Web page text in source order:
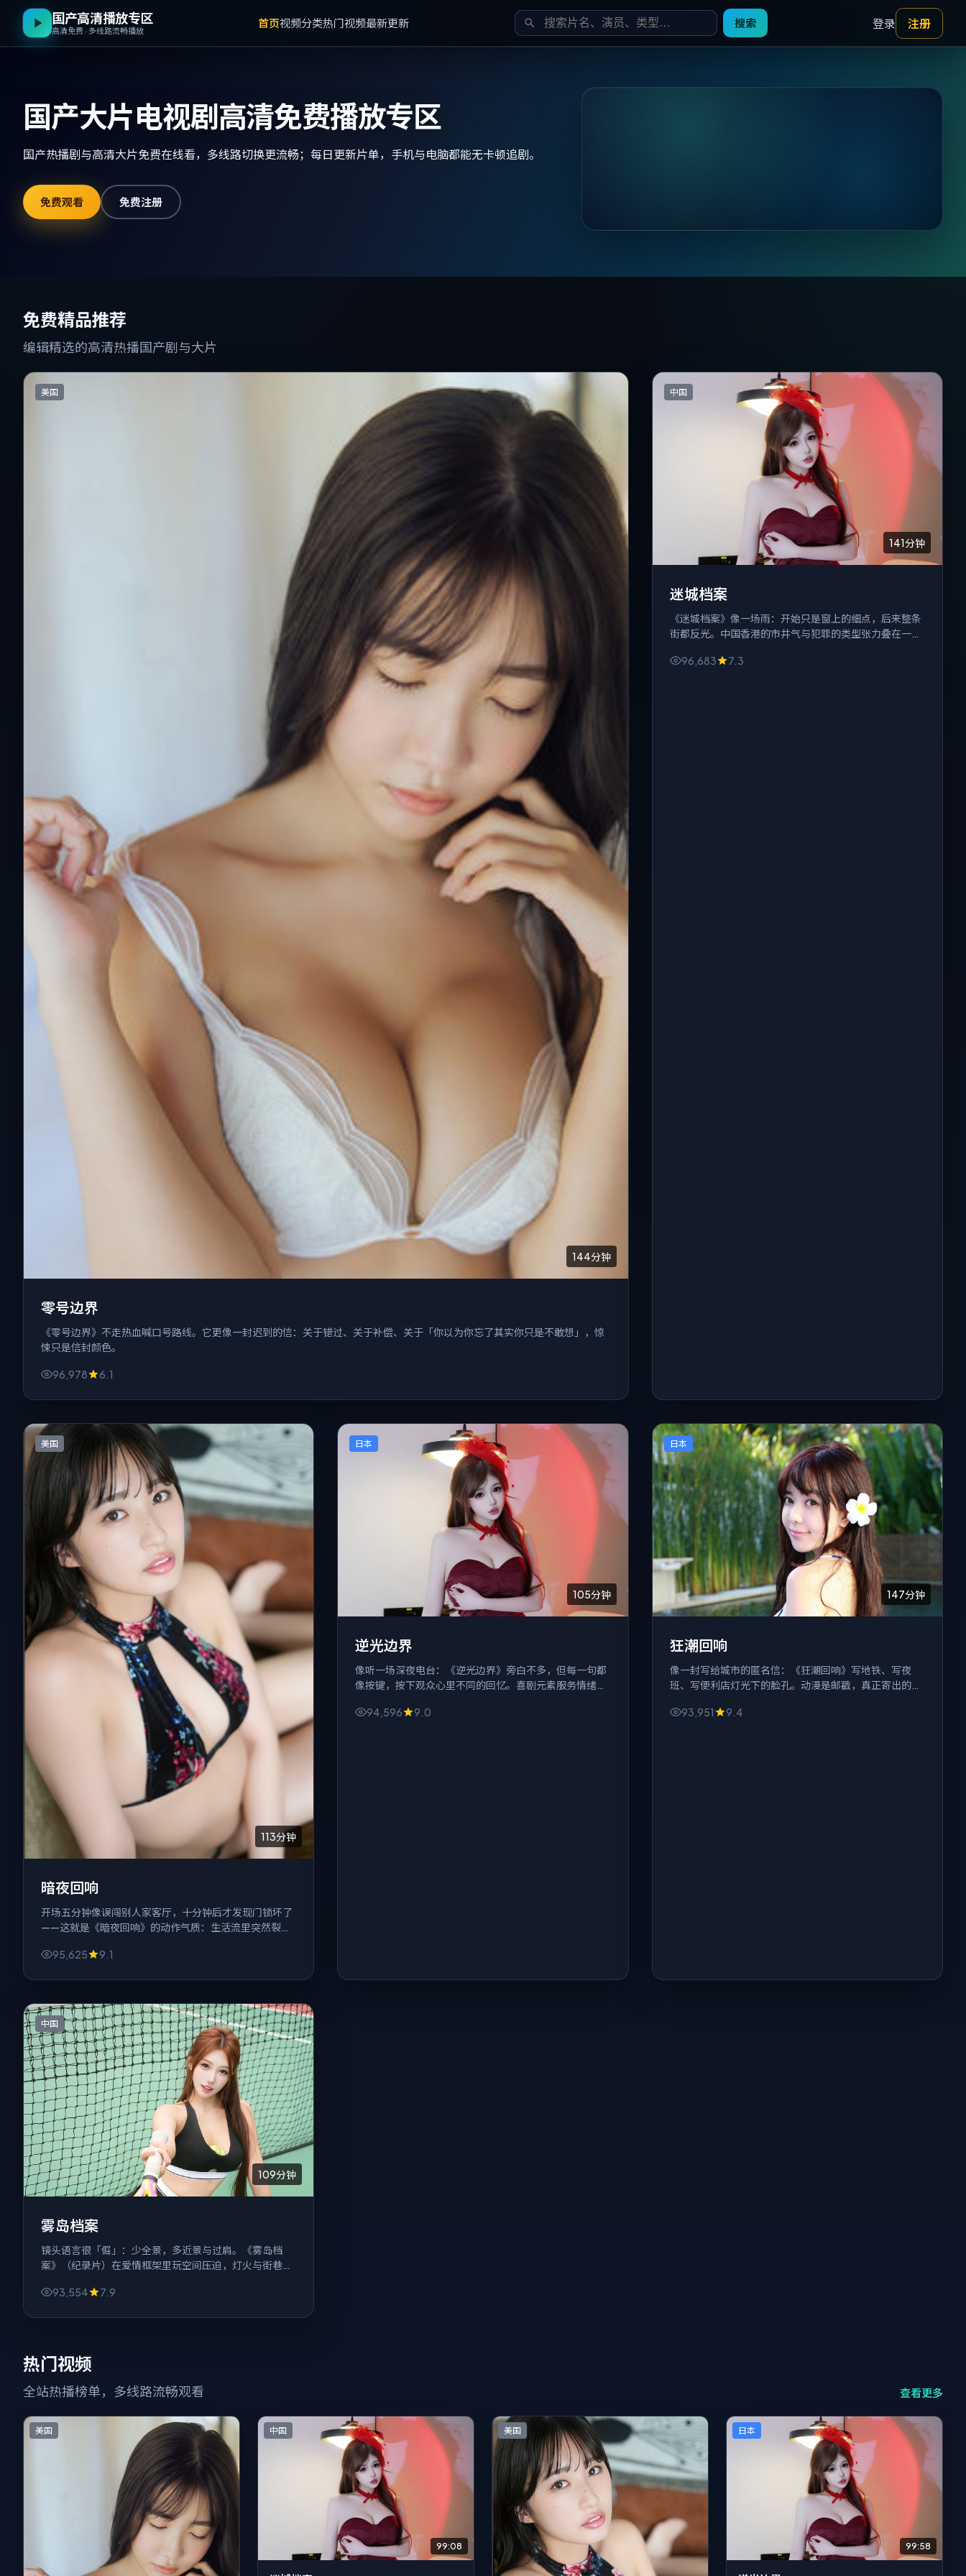
国产高清播放专区
高清免费 · 多线路流畅播放
首页视频分类热门视频最新更新 搜索 登录 注册
国产大片电视剧高清免费播放专区
国产热播剧与高清大片免费在线看，多线路切换更流畅；每日更新片单，手机与电脑都能无卡顿追剧。
免费观看 免费注册
免费精品推荐
编辑精选的高清热播国产剧与大片
美国
144分钟
零号边界
《零号边界》不走热血喊口号路线。它更像一封迟到的信：关于错过、关于补偿、关于「你以为你忘了其实你只是不敢想」，惊
悚只是信封颜色。
96,978 6.1
中国
141分钟
迷城档案
《迷城档案》像一场雨：开始只是窗上的细点，后来整条
街都反光。中国香港的市井气与犯罪的类型张力叠在一
96,683
7.3
美国
113分钟
暗夜回响
开场五分钟像误闯别人家客厅，十分钟后才发现门锁坏了
——这就是《暗夜回响》的动作气质：生活流里突然裂出
95,625
9.1
日本
105分钟
逆光边界
像听一场深夜电台：《逆光边界》旁白不多，但每一句都
像按键，按下观众心里不同的回忆。喜剧元素服务情绪，
94,596
9.0
日本
147分钟
狂潮回响
像一封写给城市的匿名信：《狂潮回响》写地铁、写夜
班、写便利店灯光下的脸孔。动漫是邮戳，真正寄出的是
93,951
9.4
中国
109分钟
雾岛档案
镜头语言很「倔」：少全景，多近景与过肩。《雾岛档
案》（纪录片）在爱情框架里玩空间压迫，灯火与街巷交
93,554
7.9
热门视频
全站热播榜单，多线路流畅观看 查看更多
美国 中国
99:08
美国 日本
99:58